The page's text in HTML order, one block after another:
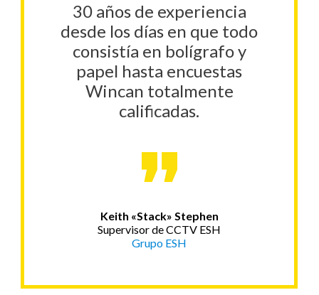
30 años de experiencia
desde los días en que todo
consistía en bolígrafo y
papel hasta encuestas
Wincan totalmente
calificadas.
Keith «Stack» Stephen
Supervisor de CCTV ESH
Grupo ESH